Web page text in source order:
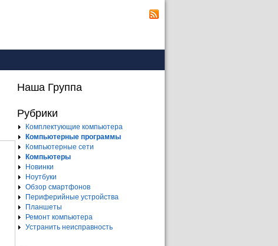
Наша Группа
Рубрики
Комплектующие компьютера
Компьютерные программы
Компьютерные сети
Компьютеры
Новинки
Ноутбуки
Обзор смартфонов
Периферийные устройства
Планшеты
Ремонт компьютера
Устранить неисправность